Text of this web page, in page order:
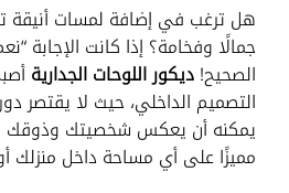
هل ترغب في إضافة لمسات أنيقة
جمالًا وفخامة؟ إذا كانت الإجابة
الصحيح!ديكور اللوحات الجدارية
التصميم الداخلي، حيث لا يقتصر
يمكنه أن يعكس شخصيتك وذوقك
مميزًا على أي مساحة داخل منزلك